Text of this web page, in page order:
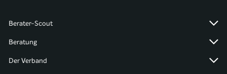
Berater-Scout
Beratung
Der Verband